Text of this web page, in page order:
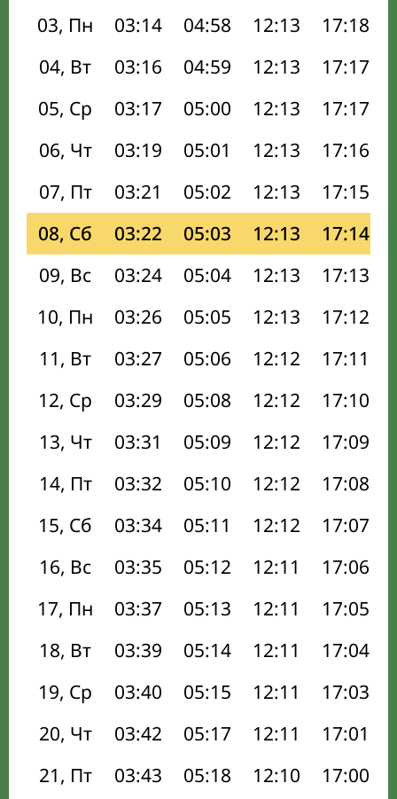
03, Пн
03:14 04:58 12:13 17:18
04, Вт
03:16 04:59 12:13 17:17
05, Ср
03:17 05:00 12:13 17:17
06, Чт
03:19 05:01 12:13 17:16
07, Пт
03:21 05:02 12:13 17:15
08, Сб
03:22 05:03 12:13 17:14
09, Вс
03:24 05:04 12:13 17:13
10, Пн
03:26 05:05 12:13 17:12
11, Вт
03:27 05:06 12:12 17:11
12, Ср
03:29 05:08 12:12 17:10
13, Чт
03:31 05:09 12:12 17:09
14, Пт
03:32 05:10 12:12 17:08
15, Сб
03:34 05:11 12:12 17:07
16, Вс
03:35 05:12 12:11 17:06
17, Пн
03:37 05:13 12:11 17:05
18, Вт
03:39 05:14 12:11 17:04
19, Ср
03:40 05:15 12:11 17:03
20, Чт
03:42 05:17 12:11 17:01
21, Пт
03:43 05:18 12:10 17:00